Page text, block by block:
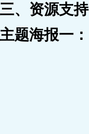
三、资源支持
主题海报一：